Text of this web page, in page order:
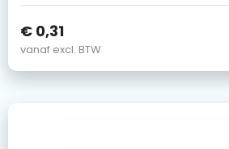
€ 0,31
vanaf excl. BTW